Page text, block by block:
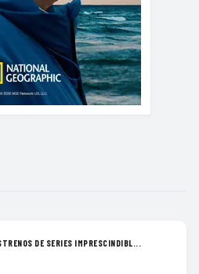
DE SERIES IMPRESCINDIBL...